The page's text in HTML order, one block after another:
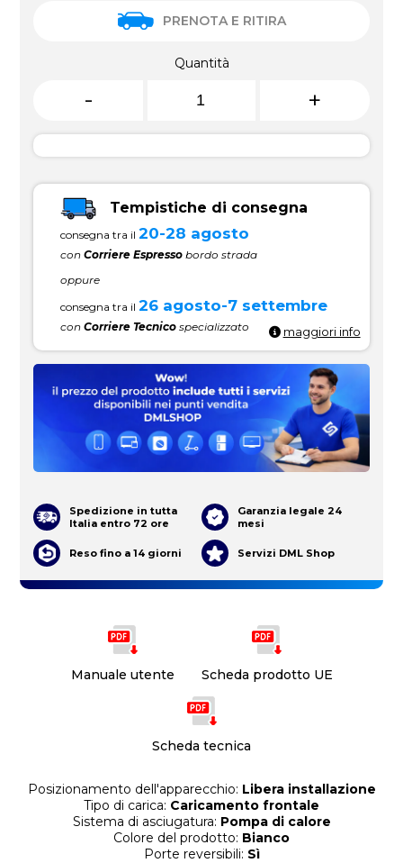
Manuale utente Scheda prodotto UE
Scheda tecnica
Posizionamento dell'apparecchio: Libera installazione
Tipo di carica: Caricamento frontale
Sistema di asciugatura: Pompa di calore
Colore del prodotto: Bianco
Porte reversibili: Sì
PRENOTA E RITIRA
Quantità
- +
Tempistiche di consegna
consegna tra il20-28 agosto
conCorriere Espresso bordo strada
oppure
consegna tra il26 agosto-7 settembre
conCorriere Tecnico specializzato maggiori info
Spedizione in tutta
Italia entro 72 ore
Garanzia legale 24
mesi
Reso fino a 14 giorni Servizi DML Shop